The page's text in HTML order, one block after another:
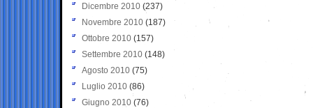
Dicembre 2010 (237)
Novembre 2010 (187)
Ottobre 2010 (157)
Settembre 2010 (148)
Agosto 2010 (75)
Luglio 2010 (86)
Giugno 2010 (76)